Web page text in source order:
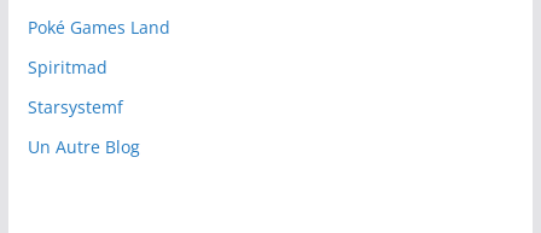
Poké Games Land
Spiritmad
Starsystemf
Un Autre Blog